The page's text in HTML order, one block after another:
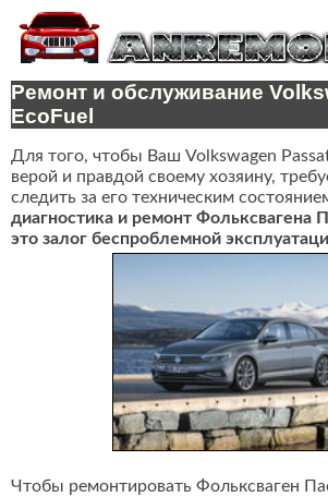
Ремонт и обслуживание
EcoFuel
Для того, чтобы Ваш Volkswagen
верой и правдой своему хозяину,
следить за его техническим
диагностика и ремонт Фольксвагена
это залог беспроблемной
Чтобы ремонтировать Фольксваген